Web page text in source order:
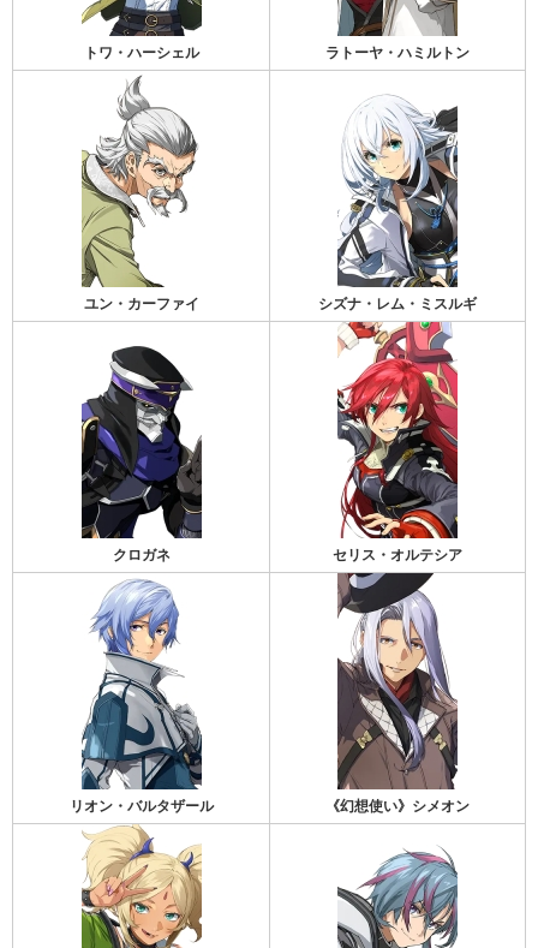
トワ・ハーシェル ラトーヤ・ハミルトン
ユン・カーファイ シズナ・レム・ミスルギ
クロガネ セリス・オルテシア
リオン・バルタザール 《幻想使い》シメオン